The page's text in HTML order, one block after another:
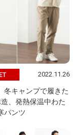
2022.11.26
冬キャンプで履きた
、発熱保温中わた
パンツ